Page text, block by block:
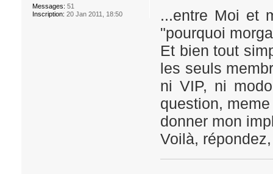
...entre Moi et
"pourquoi
Et bien tout
les seuls
ni VIP, ni
question,
donner mon
Voilà,
Messages: 51
Inscription: 20 Jan 2011, 18:50